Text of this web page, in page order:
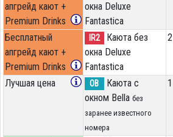
апгрейд кают +
Premium Drinks
окна Deluxe
Fantastica
Бесплатный
апгрейд кают +
Premium Drinks
IR2
Каюта без
окна Deluxe
Fantastica
Лучшая цена OB
Каюта с
окном Bella без
заранее известного
номера